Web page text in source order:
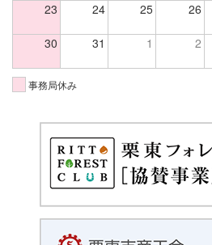
23 24 25 26
30 31 1 2
事務局休み